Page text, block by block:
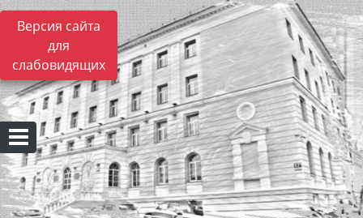
Версия сайта
для
слабовидящих